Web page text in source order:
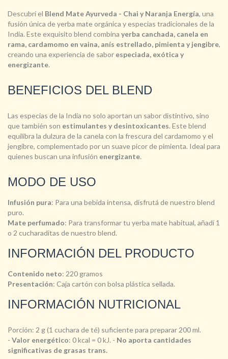
Descubrí el Blend Mate Ayurveda - Chai y Naranja Energía, una
fusión única de yerba mate orgánica y especias tradicionales de la
India. Este exquisito blend combina yerba canchada, canela en
rama, cardamomo en vaina, anís estrellado, pimienta y jengibre,
creando una experiencia de sabor especiada, exótica y
energizante.
BENEFICIOS DEL BLEND
Las especias de la India no solo aportan un sabor distintivo, sino
que también son estimulantes y desintoxicantes. Este blend
equilibra la dulzura de la canela con la frescura del cardamomo y el
jengibre, complementado por un suave picor de pimienta. Ideal para
quienes buscan una infusión energizante.
MODO DE USO
Infusión pura: Para una bebida intensa, disfrutá de nuestro blend
puro.
Mate perfumado: Para transformar tu yerba mate habitual, añadí 1
o 2 cucharaditas de nuestro blend.
INFORMACIÓN DEL PRODUCTO
Contenido neto: 220 gramos
Presentación: Caja cartón con bolsa plástica sellada.
INFORMACIÓN NUTRICIONAL
Porción: 2 g (1 cuchara de té) suficiente para preparar 200 ml.
- Valor energético: 0 kcal = 0 kJ. - No aporta cantidades
significativas de grasas trans.